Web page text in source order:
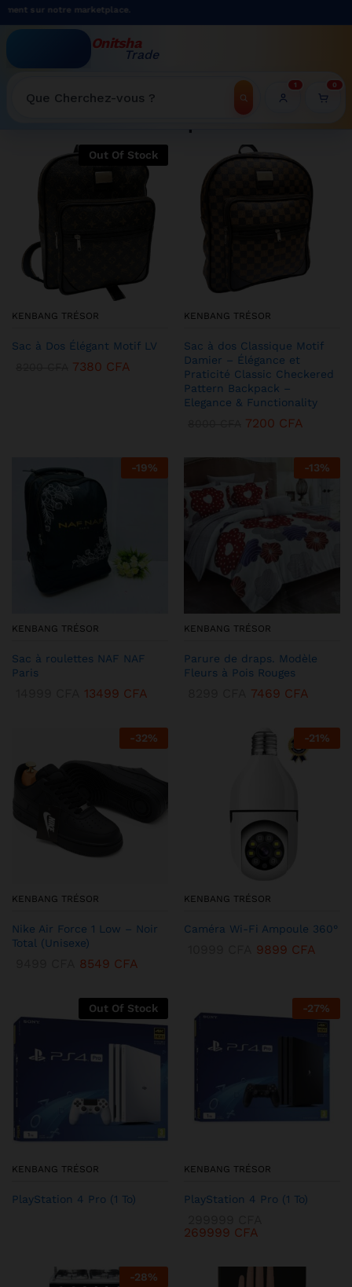
marketplace.
Onitsha
Trade
Recherche
1 0
WELCOME TO ONITSHATRADE ONLINE SHOP
Out Of Stock
KENBANG TRÉSOR
Sac à Dos Élégant Motif LV
7380 CFA
KENBANG TRÉSOR
Sac à dos Classique Motif
Damier – Élégance et
Praticité Classic Checkered
Pattern Backpack –
Elegance & Functionality
7200 CFA
-19%
KENBANG TRÉSOR
Sac à roulettes NAF NAF
Paris
13499 CFA
-13%
KENBANG TRÉSOR
Parure de draps. Modèle
Fleurs à Pois Rouges
7469 CFA
-32%
KENBANG TRÉSOR
Nike Air Force 1 Low – Noir
Total (Unisexe)
8549 CFA
-21%
KENBANG TRÉSOR
Caméra Wi-Fi Ampoule 360°
9899 CFA
Out Of Stock
KENBANG TRÉSOR
PlayStation 4 Pro (1 To)
-27%
KENBANG TRÉSOR
PlayStation 4 Pro (1 To)
269999 CFA
-28%